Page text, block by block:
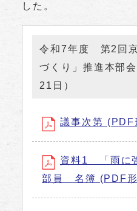
した。
令和7年度 第2回
づくり」推進本部
21日）
議事次第
資料1 「雨に
部員 名簿 (PDF